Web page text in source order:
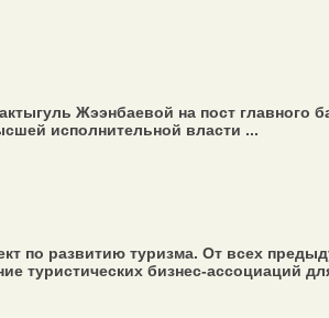
Жээнбаевой на пост
исполнительной власти ...
по развитию туризма. От всех
туристических бизнес-ассоциаций